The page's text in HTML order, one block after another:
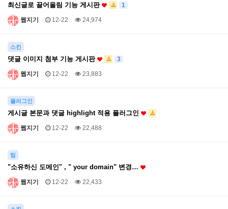
최신글로 끌어올림 기능 게시판 1
웹지기 12-22 24,974
스킨
댓글 이미지 첨부 기능 게시판 3
웹지기 12-22 23,883
플러그인
게시글 본문과 댓글 highlight 적용 플러그인
웹지기 12-22 22,488
팁
"소유하신 도메인" , " your domain" 변경…
웹지기 12-22 22,433